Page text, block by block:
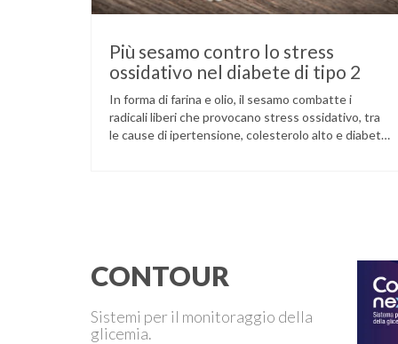
Più sesamo contro lo stress
ossidativo nel diabete di tipo 2
In forma di farina e olio, il sesamo combatte i
radicali liberi che provocano stress ossidativo, tra
le cause di ipertensione, colesterolo alto e diabete.
CONTOUR
Sistemi per il monitoraggio della
glicemia.